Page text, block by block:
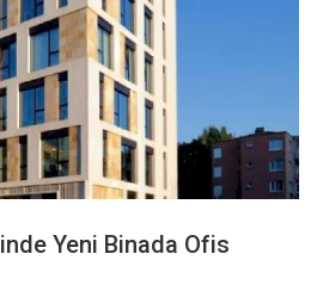
Yeni Binada Ofis